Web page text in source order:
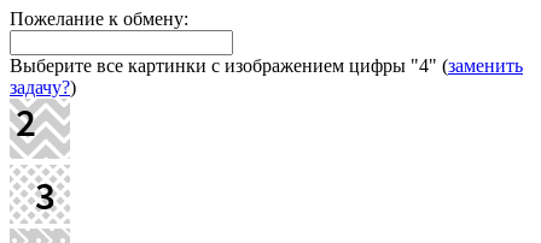
Пожелание к обмену:
Выберите все картинки с изображением цифры "4" (заменить
задачу?)